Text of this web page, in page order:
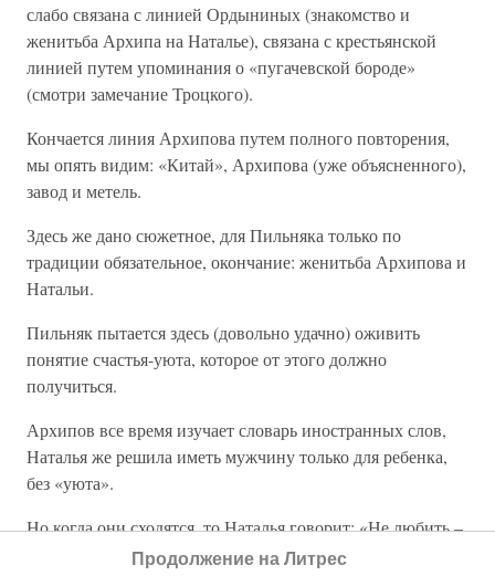
слабо связана с линией Ордыниных (знакомство и
женитьба Архипа на Наталье), связана с крестьянской
линией путем упоминания о «пугачевской бороде»
(смотри замечание Троцкого).
Кончается линия Архипова путем полного повторения,
мы опять видим: «Китай», Архипова (уже объясненного),
завод и метель.
Здесь же дано сюжетное, для Пильняка только по
традиции обязательное, окончание: женитьба Архипова и
Натальи.
Пильняк пытается здесь (довольно удачно) оживить
понятие счастья-уюта, которое от этого должно
получиться.
Архипов все время изучает словарь иностранных слов,
Наталья же решила иметь мужчину только для ребенка,
без «уюта».
Но когда они сходятся, то Наталья говорит: «Не любить –
и любить. Ах, и будет уют, и будут дети, и – труд, труд!..
Продолжение на Литрес